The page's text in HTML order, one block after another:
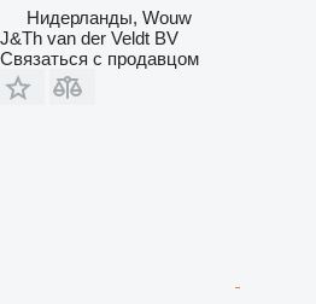
Нидерланды, Wouw
J&Th van der Veldt BV
Связаться с продавцом